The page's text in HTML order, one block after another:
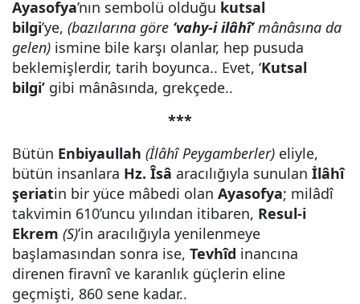
Ayasofya’nın sembolü olduğu kutsal
bilgi’ye, (bazılarına göre ‘vahy-i ilâhî’mânâsına da
gelen) ismine bile karşı olanlar, hep pusuda
beklemişlerdir, tarih boyunca.. Evet, ‘Kutsal
bilgi’ gibi mânâsında, grekçede..
***
Bütün Enbiyaullah (İlâhî Peygamberler) eliyle,
bütün insanlara Hz. Îsâ aracılığıyla sunulan İlâhî
şeriatin bir yüce mâbedi olan Ayasofya; milâdî
takvimin 610’uncu yılından itibaren, Resul-i
Ekrem (S)’in aracılığıyla yenilenmeye
başlamasından sonra ise, Tevhîd inancına
direnen firavnî ve karanlık güçlerin eline
geçmişti, 860 sene kadar..